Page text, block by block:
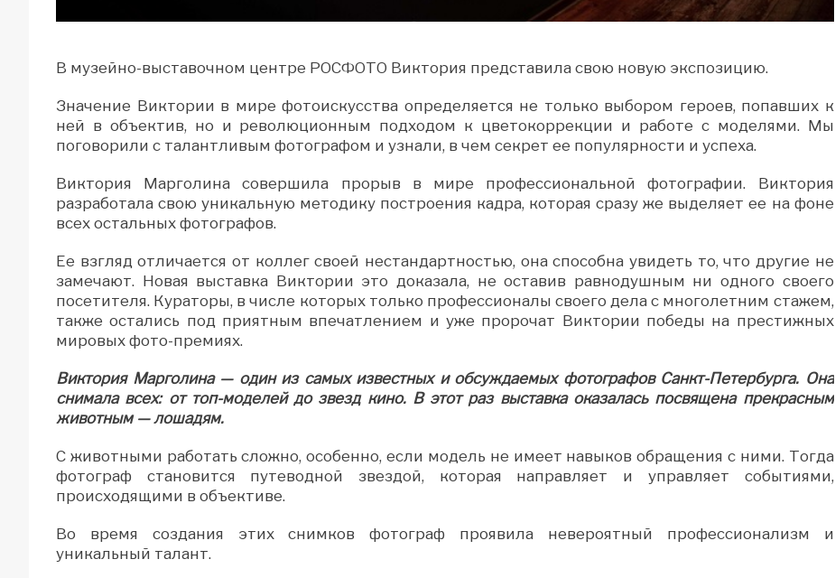
В музейно-выставочном центре РОСФОТО Виктория представила свою новую экспозицию.
Значение Виктории в мире фотоискусства определяется не только выбором героев, попавших к
ней в объектив, но и революционным подходом к цветокоррекции и работе с моделями. Мы
поговорили с талантливым фотографом и узнали, в чем секрет ее популярности и успеха.
Виктория Марголина совершила прорыв в мире профессиональной фотографии. Виктория
разработала свою уникальную методику построения кадра, которая сразу же выделяет ее на фоне
всех остальных фотографов.
Ее взгляд отличается от коллег своей нестандартностью, она способна увидеть то, что другие не
замечают. Новая выставка Виктории это доказала, не оставив равнодушным ни одного своего
посетителя. Кураторы, в числе которых только профессионалы своего дела с многолетним стажем,
также остались под приятным впечатлением и уже пророчат Виктории победы на престижных
мировых фото-премиях.
Виктория Марголина — один из самых известных и обсуждаемых фотографов Санкт-Петербурга. Она
снимала всех: от топ-моделей до звезд кино. В этот раз выставка оказалась посвящена прекрасным
животным — лошадям.
С животными работать сложно, особенно, если модель не имеет навыков обращения с ними. Тогда
фотограф становится путеводной звездой, которая направляет и управляет событиями,
происходящими в объективе.
Во время создания этих снимков фотограф проявила невероятный профессионализм и
уникальный талант.